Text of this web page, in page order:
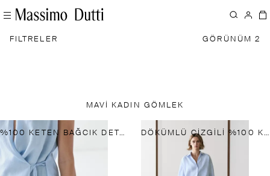
FILTRELER GÖRÜNÜM 2
MAVI KADIN GÖMLEK
%100 KETEN BAĞCIK DETAYLI HALTER BLUZ DÖKÜMLÜ ÇIZGILI %100 KETEN GÖMLEK